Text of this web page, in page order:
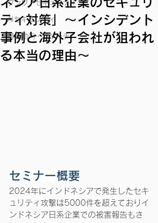
クラウドセキュリティ
AIセキュリティ
脅威動向・リサーチ
ティ対策」〜インシデント
事例と海外子会社が狙われ
る本当の理由〜
セミナー概要
2024年にインドネシアで発生したセキ
ュリティ攻撃は5000件を超えておりイ
ンドネシア日系企業での被害報告もさ